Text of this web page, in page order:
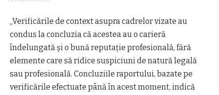
„Verificările de context asupra cadrelor vizate au
condus la concluzia că acestea au o carieră
îndelungată și o bună reputație profesională, fără
elemente care să ridice suspiciuni de natură legală
sau profesională. Concluziile raportului, bazate pe
verificările efectuate până în acest moment, indică